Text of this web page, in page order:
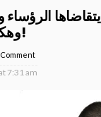
يتقاضاها
وهكذا رُفعت رواتبهم!
7:31 am